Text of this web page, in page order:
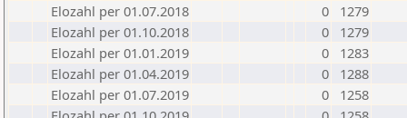
Elozahl per 01.07.2018
0
1279
Elozahl per 01.10.2018
0
1279
Elozahl per 01.01.2019
0
1283
Elozahl per 01.04.2019
0
1288
Elozahl per 01.07.2019
0
1258